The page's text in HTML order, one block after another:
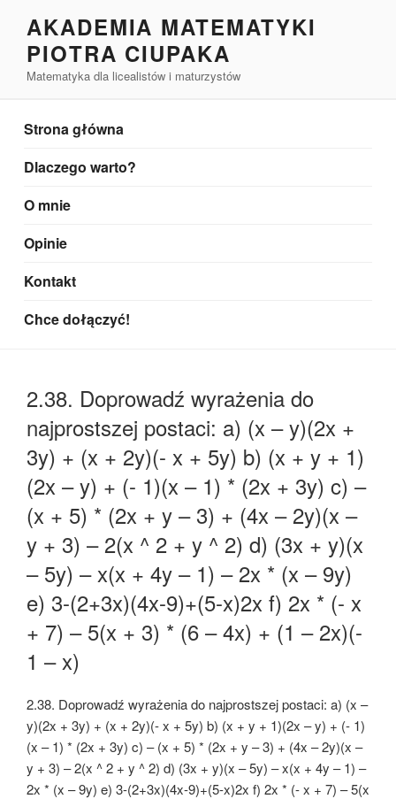
treści
AKADEMIA MATEMATYKI
PIOTRA CIUPAKA
Matematyka dla licealistów i maturzystów
Strona główna
Dlaczego warto?
O mnie
Opinie
Kontakt
Chce dołączyć!
2.38. Doprowadź wyrażenia do
najprostszej postaci: a) (x – y)(2x +
3y) + (x + 2y)(- x + 5y) b) (x + y + 1)
(2x – y) + (- 1)(x – 1) * (2x + 3y) c) –
(x + 5) * (2x + y – 3) + (4x – 2y)(x –
y + 3) – 2(x ^ 2 + y ^ 2) d) (3x + y)(x
– 5y) – x(x + 4y – 1) – 2x * (x – 9y)
e) 3-(2+3x)(4x-9)+(5-x)2x f) 2x * (- x
+ 7) – 5(x + 3) * (6 – 4x) + (1 – 2x)(-
1 – x)
2.38. Doprowadź wyrażenia do najprostszej postaci: a) (x –
y)(2x + 3y) + (x + 2y)(- x + 5y) b) (x + y + 1)(2x – y) + (- 1)
(x – 1) * (2x + 3y) c) – (x + 5) * (2x + y – 3) + (4x – 2y)(x –
y + 3) – 2(x ^ 2 + y ^ 2) d) (3x + y)(x – 5y) – x(x + 4y – 1) –
2x * (x – 9y) e) 3-(2+3x)(4x-9)+(5-x)2x f) 2x * (- x + 7) – 5(x